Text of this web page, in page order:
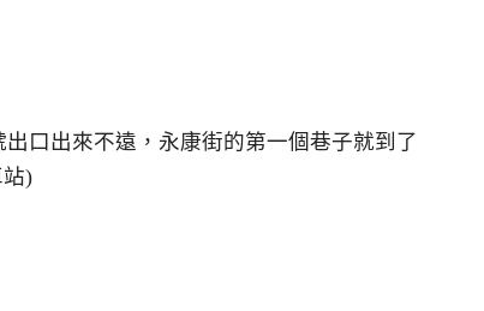
口出來不遠，永康街的第一個巷子就到了
)